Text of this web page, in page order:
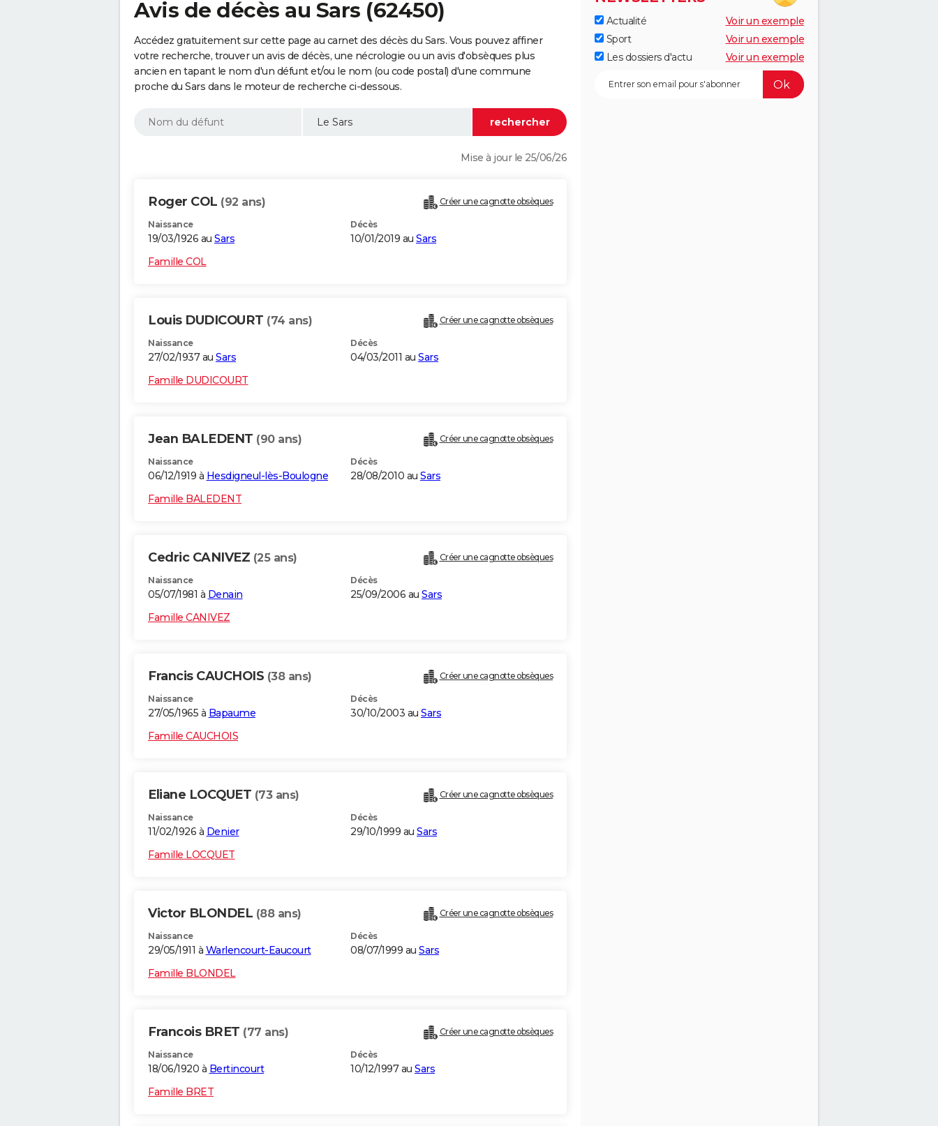
Avis de décès au Sars (62450)
Accédez gratuitement sur cette page au carnet des décès du Sars. Vous pouvez affiner
votre recherche, trouver un avis de décès, une nécrologie ou un avis d'obsèques plus
ancien en tapant le nom d'un défunt et/ou le nom (ou code postal) d'une commune
proche du Sars dans le moteur de recherche ci-dessous.
Mise à jour le 25/06/26
Roger COL (92 ans) Créer une cagnotte obsèques
Naissance
19/03/1926 au Sars
Décès
10/01/2019 au Sars
Famille COL
Louis DUDICOURT (74 ans) Créer une cagnotte obsèques
Naissance
27/02/1937 au Sars
Décès
04/03/2011 au Sars
Famille DUDICOURT
Jean BALEDENT (90 ans) Créer une cagnotte obsèques
Naissance
06/12/1919 à Hesdigneul-lès-Boulogne
Décès
28/08/2010 au Sars
Famille BALEDENT
Cedric CANIVEZ (25 ans) Créer une cagnotte obsèques
Naissance
05/07/1981 à Denain
Décès
25/09/2006 au Sars
Famille CANIVEZ
Francis CAUCHOIS (38 ans) Créer une cagnotte obsèques
Naissance
27/05/1965 à Bapaume
Décès
30/10/2003 au Sars
Famille CAUCHOIS
Eliane LOCQUET (73 ans) Créer une cagnotte obsèques
Naissance
11/02/1926 à Denier
Décès
29/10/1999 au Sars
Famille LOCQUET
Victor BLONDEL (88 ans) Créer une cagnotte obsèques
Naissance
29/05/1911 à Warlencourt-Eaucourt
Décès
08/07/1999 au Sars
Famille BLONDEL
Francois BRET (77 ans) Créer une cagnotte obsèques
Naissance
18/06/1920 à Bertincourt
Décès
10/12/1997 au Sars
Famille BRET
Actualité
Voir un exemple
Sport
Voir un exemple
Les dossiers d'actu
Voir un exemple